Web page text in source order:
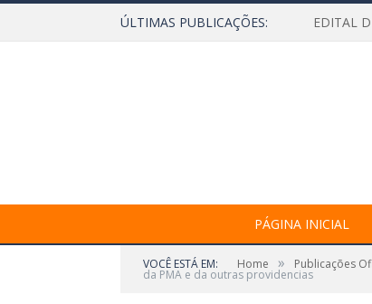
ÚLTIMAS PUBLICAÇÕES: EDITAL
PÁGINA INICIAL
VOCÊ ESTÁ EM: Home » Publicações
da PMA e da outras providencias